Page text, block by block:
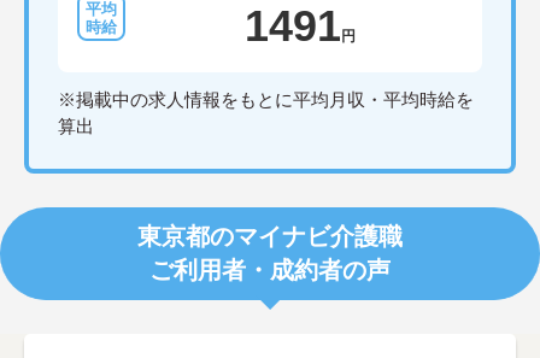
1491 円
※掲載中の求人情報をもとに平均月収・平均時給を
算出
東京都のマイナビ介護職
ご利用者・成約者の声